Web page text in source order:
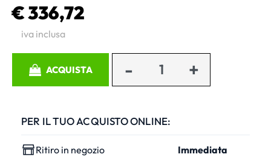
€ 336,72
iva inclusa
ACQUISTA
PER IL TUO ACQUISTO ONLINE:
Ritiro in negozio
Immediata